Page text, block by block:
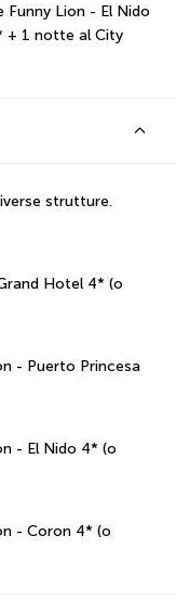
Lion - El Nido
+ 1 notte al City
strutture.
Hotel 4* (o
- Puerto Princesa
- El Nido 4* (o
- Coron 4* (o